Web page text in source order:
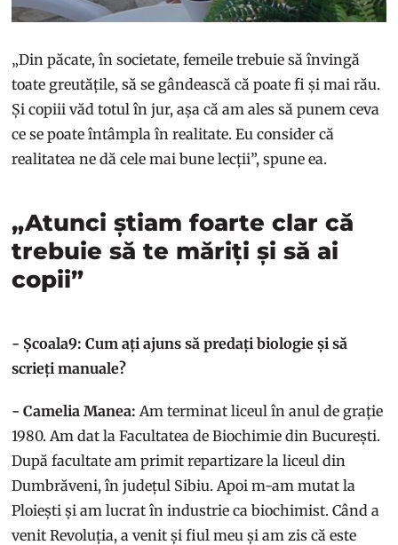
„Din păcate, în societate, femeile trebuie să învingă
toate greutățile, să se gândească că poate fi și mai rău.
Și copiii văd totul în jur, așa că am ales să punem ceva
ce se poate întâmpla în realitate. Eu consider că
realitatea ne dă cele mai bune lecții”, spune ea.
„Atunci știam foarte clar că
trebuie să te măriți și să ai
copii”
- Școala9: Cum ați ajuns să predați biologie și să
scrieți manuale?
- Camelia Manea: Am terminat liceul în anul de grație
1980. Am dat la Facultatea de Biochimie din București.
După facultate am primit repartizare la liceul din
Dumbrăveni, în județul Sibiu. Apoi m-am mutat la
Ploiești și am lucrat în industrie ca biochimist. Când a
venit Revoluția, a venit și fiul meu și am zis că este